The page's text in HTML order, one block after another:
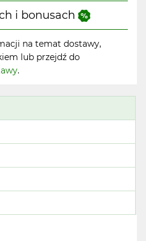
i bonusach
na temat dostawy,
lub przejdź do
.